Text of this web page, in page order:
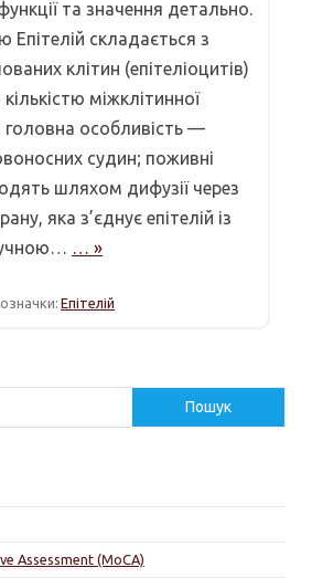
та значення детально.
Епітелій складається з
клітин (епітеліоцитів)
міжклітинної
головна особливість —
судин; поживні
шляхом дифузії через
яка з’єднує епітелій із
… »
Епітелій
Пошук
Assessment (MoCA)